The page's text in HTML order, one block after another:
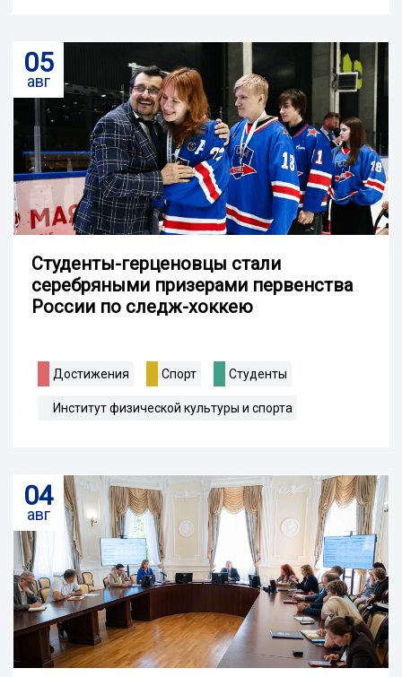
05
авг
Студенты-герценовцы стали
серебряными призерами первенства
России по следж-хоккею
Достижения Спорт Студенты
Институт физической культуры и спорта
04
авг